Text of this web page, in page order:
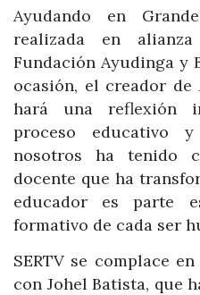
Ayudando en
realizada en
Fundación Ayudinga y
ocasión, el creador de
hará una reflexión
proceso educativo
nosotros ha tenido
docente que ha
educador es parte
formativo de cada ser
SERTV se complace
con Johel Batista, que